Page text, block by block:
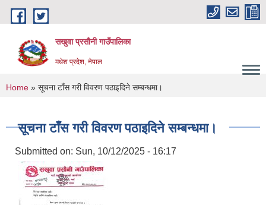
Skip to main content
सखुवा प्रसौनी गाउँपालिका
मधेश प्रदेश, नेपाल
You are here
Home » सूचना टाँस गरी विवरण पठाइदिने सम्बन्धमा।
सूचना टाँस गरी विवरण पठाइदिने सम्बन्धमा।
Submitted on: Sun, 10/12/2025 - 16:17